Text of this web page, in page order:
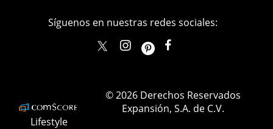
Síguenos en nuestras redes sociales:
elle_mexicoellemexico
Lifestyle
© 2026 Derechos Reservados
Expansión, S.A. de C.V.